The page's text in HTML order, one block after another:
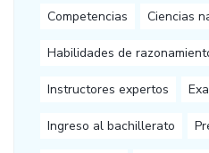
Competencias Ciencias
Habilidades de
Instructores expertos
Ingreso al bachillerato